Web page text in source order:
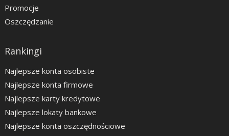
Promocje
Oszczędzanie
Rankingi
Najlepsze konta osobiste
Najlepsze konta firmowe
Najlepsze karty kredytowe
Najlepsze lokaty bankowe
Najlepsze konta oszczędnościowe